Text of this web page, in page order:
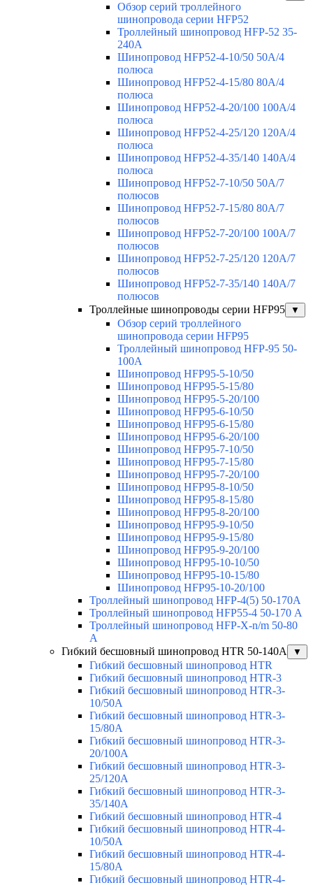
Обзор серий троллейного
шинопровода серии HFP52
Троллейный шинопровод HFP-52 35-
240А
Шинопровод HFP52-4-10/50 50A/4
полюса
Шинопровод HFP52-4-15/80 80A/4
полюса
Шинопровод HFP52-4-20/100 100А/4
полюса
Шинопровод HFP52-4-25/120 120А/4
полюса
Шинопровод HFP52-4-35/140 140А/4
полюса
Шинопровод HFP52-7-10/50 50А/7
полюсов
Шинопровод HFP52-7-15/80 80А/7
полюсов
Шинопровод HFP52-7-20/100 100А/7
полюсов
Шинопровод HFP52-7-25/120 120А/7
полюсов
Шинопровод HFP52-7-35/140 140А/7
полюсов
Троллейные шинопроводы серии HFP95
▼
Обзор серий троллейного
шинопровода серии HFP95
Троллейный шинопровод HFP-95 50-
100А
Шинопровод HFP95-5-10/50
Шинопровод HFP95-5-15/80
Шинопровод HFP95-5-20/100
Шинопровод HFP95-6-10/50
Шинопровод HFP95-6-15/80
Шинопровод HFP95-6-20/100
Шинопровод HFP95-7-10/50
Шинопровод HFP95-7-15/80
Шинопровод HFP95-7-20/100
Шинопровод HFP95-8-10/50
Шинопровод HFP95-8-15/80
Шинопровод HFP95-8-20/100
Шинопровод HFP95-9-10/50
Шинопровод HFP95-9-15/80
Шинопровод HFP95-9-20/100
Шинопровод HFP95-10-10/50
Шинопровод HFP95-10-15/80
Шинопровод HFP95-10-20/100
Троллейный шинопровод HFP-4(5) 50-170A
Троллейный шинопровод HFP55-4 50-170 А
Троллейный шинопровод HFP-X-n/m 50-80
A
Гибкий бесшовный шинопровод HTR 50-140А
▼
Гибкий бесшовный шинопровод HTR
Гибкий бесшовный шинопровод HTR-3
Гибкий бесшовный шинопровод HTR-3-
10/50A
Гибкий бесшовный шинопровод HTR-3-
15/80A
Гибкий бесшовный шинопровод HTR-3-
20/100A
Гибкий бесшовный шинопровод HTR-3-
25/120A
Гибкий бесшовный шинопровод HTR-3-
35/140A
Гибкий бесшовный шинопровод HTR-4
Гибкий бесшовный шинопровод HTR-4-
10/50A
Гибкий бесшовный шинопровод HTR-4-
15/80A
Гибкий бесшовный шинопровод HTR-4-